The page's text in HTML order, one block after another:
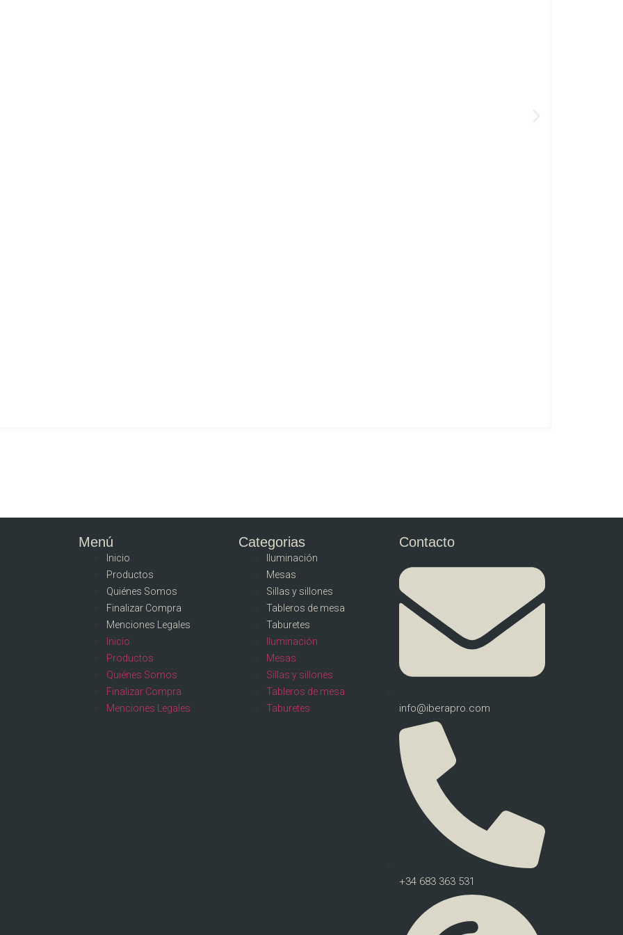
Menú
Inicio
Productos
Quiénes Somos
Finalizar Compra
Menciones Legales
Inicio
Productos
Quiénes Somos
Finalizar Compra
Menciones Legales
Categorias
Iluminación
Mesas
Sillas y sillones
Tableros de mesa
Taburetes
Iluminación
Mesas
Sillas y sillones
Tableros de mesa
Taburetes
Contacto
info@iberapro.com
+34 683 363 531